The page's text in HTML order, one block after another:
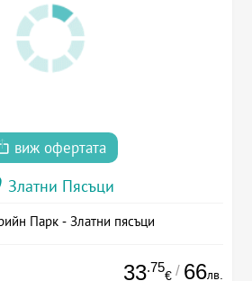
виж офертата
Златни Пясъци
Парк - Златни пясъци
33.75
€ / 66лв.